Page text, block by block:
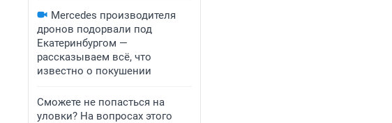
Mercedes производителя
дронов подорвали под
Екатеринбургом —
рассказываем всё, что
известно о покушении
Сможете не попасться на
уловки? На вопросах этого